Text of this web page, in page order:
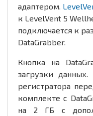
адаптером.
к LevelVent 5
подключается к
DataGrabber.
Кнопка на
загрузки
регистратора
комплекте с
на 2 ГБ с